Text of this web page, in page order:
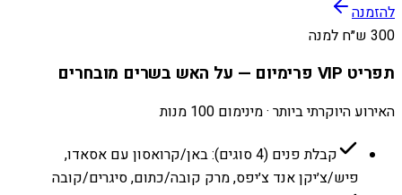
להזמנה
300 ש״ח למנה
תפריט VIP פרימיום — על האש בשרים מובחרים
האירוע היוקרתי ביותר · מינימום 100 מנות
קבלת פנים (4 סוגים): באן/קרואסון עם אסאדו,
פיש/צ׳יקן אנד צ׳יפס, מרק קובה/כתום, סיגרים/קובה